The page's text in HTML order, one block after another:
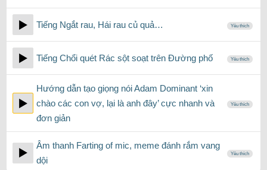
Tiếng Ngắt rau, Hái rau củ quả… Yêu thích
Tiếng Chổi quét Rác sột soạt trên Đường phố Yêu thích
Hướng dẫn tạo giọng nói Adam Dominant ‘xin
chào các con vợ, lại là anh đây’ cực nhanh và
đơn giản
Yêu thích
Âm thanh Farting of mic, meme đánh rắm vang
dội
Yêu thích